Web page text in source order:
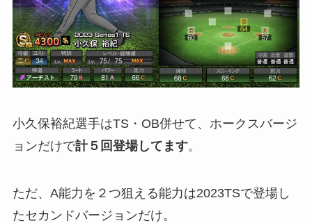
小久保裕紀選手はTS・OB併せて、ホークスバージ
ョンだけで計５回登場してます。
ただ、A能力を２つ狙える能力は2023TSで登場し
たセカンドバージョンだけ。